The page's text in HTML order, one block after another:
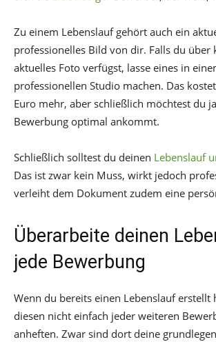
Zu einem Lebenslauf gehört auch ein
professionelles Bild von dir. Falls du über
aktuelles Foto verfügst, lasse eines in
professionellen Studio machen. Das
Euro mehr, aber schließlich möchtest du
Bewerbung optimal ankommt.
Schließlich solltest du deinen Lebenslauf
Das ist zwar kein Muss, wirkt jedoch
verleiht dem Dokument zudem eine
Überarbeite deinen
jede Bewerbung
Wenn du bereits einen Lebenslauf erstellt
diesen nicht einfach jeder weiteren
anheften. Zwar sind dort deine